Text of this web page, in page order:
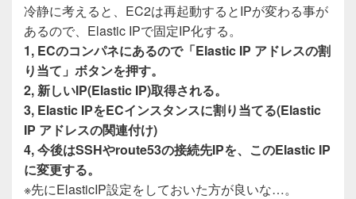
冷静に考えると、EC2は再起動するとIPが変わる事が
あるので、Elastic IPで固定IP化する。
1, ECのコンパネにあるので「Elastic IP アドレスの割
り当て」ボタンを押す。
2, 新しいIP(Elastic IP)取得される。
3, Elastic IPをECインスタンスに割り当てる(Elastic
IP アドレスの関連付け)
4, 今後はSSHやroute53の接続先IPを、このElastic IP
に変更する。
※先にElasticIP設定をしておいた方が良いな…。